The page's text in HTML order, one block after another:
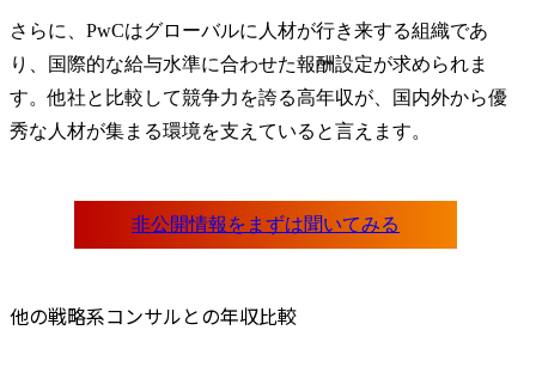
さらに、PwCはグローバルに人材が行き来する組織であ
り、国際的な給与水準に合わせた報酬設定が求められま
す。他社と比較して競争力を誇る高年収が、国内外から優
秀な人材が集まる環境を支えていると言えます。
他の戦略系コンサルとの年収比較